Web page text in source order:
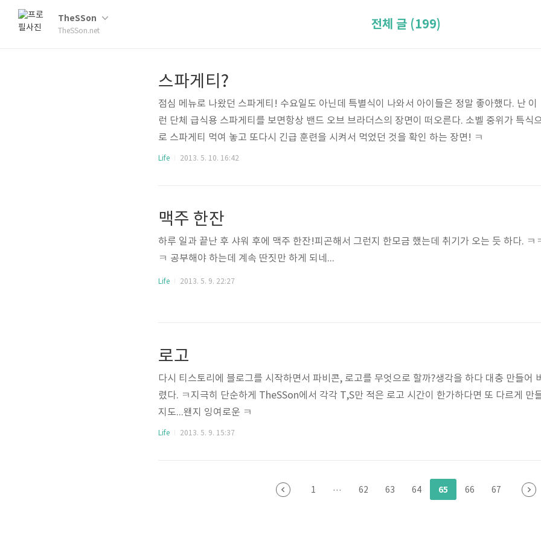
TheSSon
TheSSon.net 전체 글 (199)
스파게티?
점심 메뉴로 나왔던 스파게티! 수요일도 아닌데 특별식이 나와서 아이들은 정말 좋아했다. 난 이
런 단체 급식용 스파게티를 보면항상 밴드 오브 브라더스의 장면이 떠오른다. 소벨 중위가 특식
로 스파게티 먹여 놓고 또다시 긴급 훈련을 시켜서 먹었던 것을 확인 하는 장면! ㅋ
Life 2013. 5. 10. 16:42
맥주 한잔
하루 일과 끝난 후 샤워 후에 맥주 한잔!피곤해서 그런지 한모금 했는데 취기가 오는 듯 하다. ㅋ
ㅋ 공부해야 하는데 계속 딴짓만 하게 되네...
Life 2013. 5. 9. 22:27
로고
다시 티스토리에 블로그를 시작하면서 파비콘, 로고를 무엇으로 할까?생각을 하다 대충 만들어
렸다. ㅋ지극히 단순하게 TheSSon에서 각각 T,S만 적은 로고 시간이 한가하다면 또 다르게 만
지도...왠지 잉여로운 ㅋ
Life 2013. 5. 9. 15:37
1 ··· 62 63 64 65 66 67